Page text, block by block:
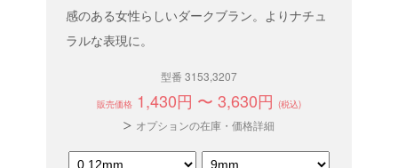
感のある女性らしいダークブラン。よりナチュ
ラルな表現に。
型番 3153,3207
販売価格 1,430円 〜 3,630円 (税込)
オプションの在庫・価格詳細